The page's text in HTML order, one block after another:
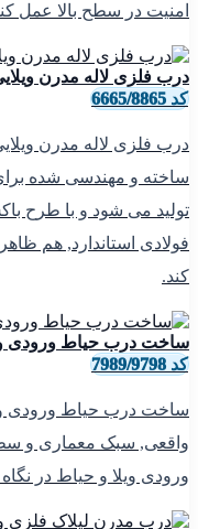
امنیت در سطح بالا عمل
درب فلزی لاله مدرن
کد 6665/8865
درب فلزی لاله مدرن
ساخته و مهندسی شده
تولید می شود و با طرح
فولادی استاندارد, هم
کند.
ساخت درب حیاط ورودی
کد 7989/9798
ساخت درب حیاط ورودی
واقعی, سبک معماری و
ورودی ویلا و حیاط در